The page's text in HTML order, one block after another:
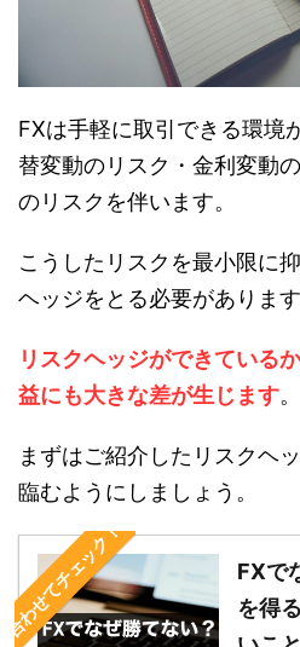
FXは手軽に取引できる環境
替変動のリスク・金利変動
のリスクを伴います。
こうしたリスクを最小限に
ヘッジをとる必要があります
リスクヘッジができている
益にも大きな差が生じます。
まずはご紹介したリスクヘ
臨むようにしましょう。
合わせてチェック！
FXで
を得